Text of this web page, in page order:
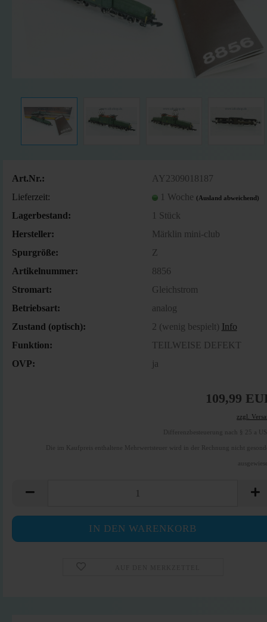
Art.Nr.:
AY2309018187
Lieferzeit:
1 Woche (Ausland abweichend)
Lagerbestand: 1 Stück
Hersteller:
Märklin mini-club
Spurgröße:
Z
Artikelnummer:
8856
Stromart:
Gleichstrom
Betriebsart:
analog
Zustand (optisch):
2 (wenig bespielt) Info
Funktion:
TEILWEISE DEFEKT
OVP:
ja
109,99
zzgl.
Differenzbesteuerung nach § 25 a
Die im Kaufpreis enthaltene Mehrwertsteuer wird in der Rechnung nicht